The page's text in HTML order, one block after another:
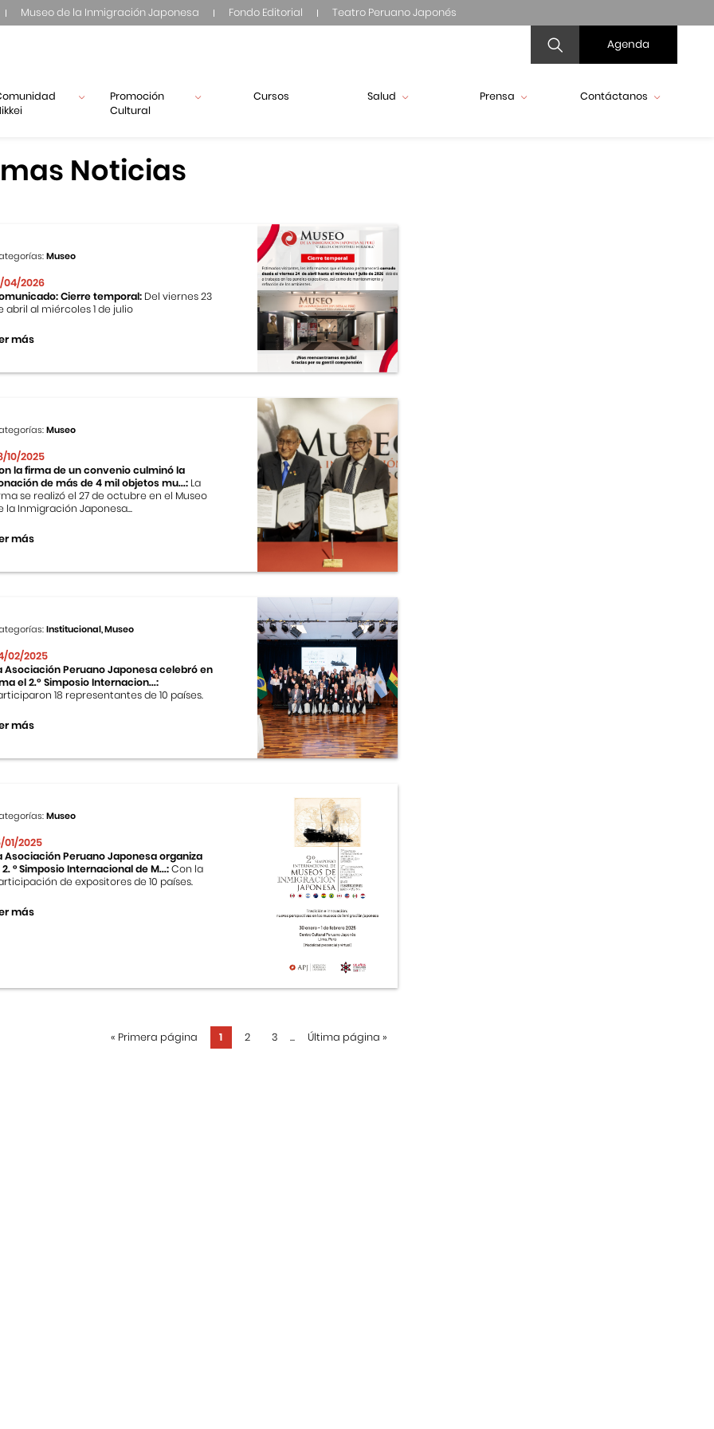
Museo de la Inmigración Japonesa Fondo Editorial Teatro Peruano Japonés
Agenda
Promoción
Cultural
Cursos Salud Prensa Contáctanos
Noticias
Museo
04/2026
Cierre temporal: Del viernes 23
abril al miércoles 1 de julio
más
Museo
10/2025
la firma de un convenio culminó la
de más de 4 mil objetos mu...: La
se realizó el 27 de octubre en el Museo
la Inmigración Japonesa...
más
Institucional, Museo
02/2025
Asociación Peruano Japonesa celebró en
el 2.º Simposio Internacion...:
18 representantes de 10 países.
más
Museo
01/2025
Asociación Peruano Japonesa organiza
2. ° Simposio Internacional de M...:Con la
de expositores de 10 países.
más
« Primera página 1 2 3 ... Última página »